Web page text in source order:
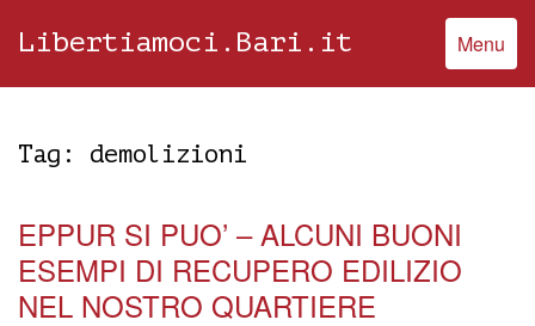
Libertiamoci.Bari.it Menu
Tag: demolizioni
EPPUR SI PUO’ – ALCUNI BUONI
ESEMPI DI RECUPERO EDILIZIO
NEL NOSTRO QUARTIERE